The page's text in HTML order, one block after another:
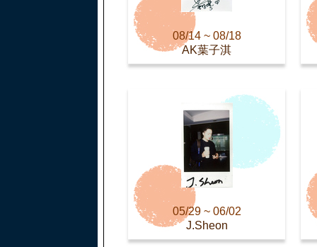
08/14 ~ 08/18
AK葉子淇
05/29 ~ 06/02
J.Sheon